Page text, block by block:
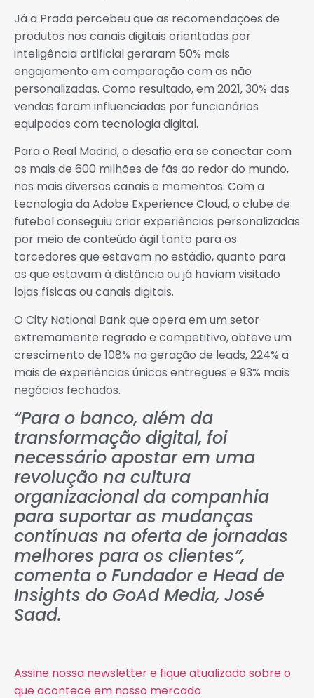
Já a Prada percebeu que as recomendações de
produtos nos canais digitais orientadas por
inteligência artificial geraram 50% mais
engajamento em comparação com as não
personalizadas. Como resultado, em 2021, 30% das
vendas foram influenciadas por funcionários
equipados com tecnologia digital.
Para o Real Madrid, o desafio era se conectar com
os mais de 600 milhões de fãs ao redor do mundo,
nos mais diversos canais e momentos. Com a
tecnologia da Adobe Experience Cloud, o clube de
futebol conseguiu criar experiências personalizadas
por meio de conteúdo ágil tanto para os
torcedores que estavam no estádio, quanto para
os que estavam à distância ou já haviam visitado
lojas físicas ou canais digitais.
O City National Bank que opera em um setor
extremamente regrado e competitivo, obteve um
crescimento de 108% na geração de leads, 224% a
mais de experiências únicas entregues e 93% mais
negócios fechados.
“Para o banco, além da
transformação digital, foi
necessário apostar em uma
revolução na cultura
organizacional da companhia
para suportar as mudanças
contínuas na oferta de jornadas
melhores para os clientes”,
comenta o Fundador e Head de
Insights do GoAd Media, José
Saad.
Assine nossa newsletter e fique atualizado sobre o
que acontece em nosso mercado